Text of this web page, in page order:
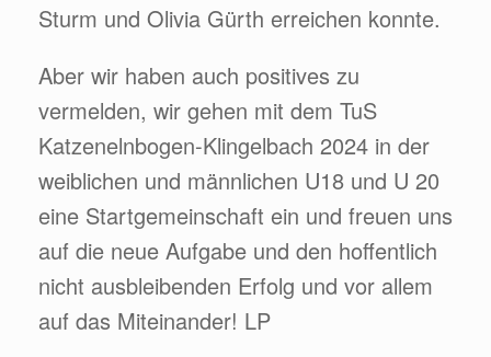
Sturm und Olivia Gürth erreichen konnte.
Aber wir haben auch positives zu
vermelden, wir gehen mit dem TuS
Katzenelnbogen-Klingelbach 2024 in der
weiblichen und männlichen U18 und U 20
eine Startgemeinschaft ein und freuen uns
auf die neue Aufgabe und den hoffentlich
nicht ausbleibenden Erfolg und vor allem
auf das Miteinander! LP